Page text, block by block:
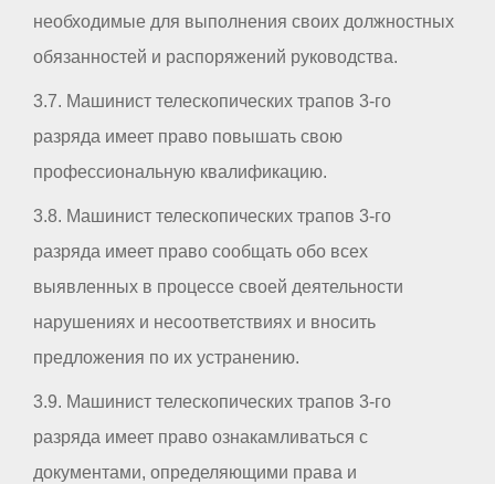
необходимые для выполнения своих должностных
обязанностей и распоряжений руководства.
3.7. Машинист телескопических трапов 3-го
разряда имеет право повышать свою
профессиональную квалификацию.
3.8. Машинист телескопических трапов 3-го
разряда имеет право сообщать обо всех
выявленных в процессе своей деятельности
нарушениях и несоответствиях и вносить
предложения по их устранению.
3.9. Машинист телескопических трапов 3-го
разряда имеет право ознакамливаться с
документами, определяющими права и